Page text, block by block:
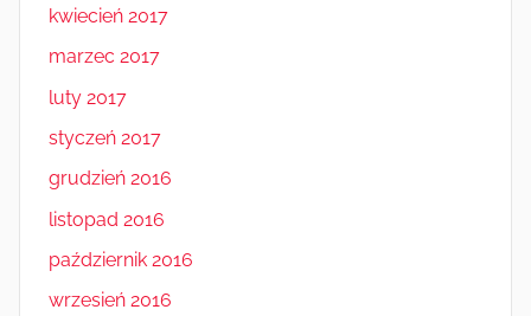
kwiecień 2017
marzec 2017
luty 2017
styczeń 2017
grudzień 2016
listopad 2016
październik 2016
wrzesień 2016